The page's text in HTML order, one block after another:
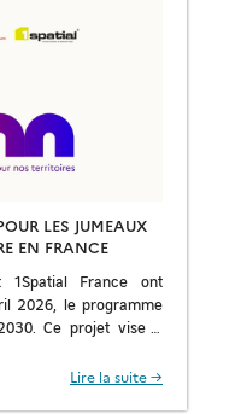
LES JUMEAUX
EN FRANCE
1Spatial France ont
2026, le programme
Ce projet vise à
Lire la suite →